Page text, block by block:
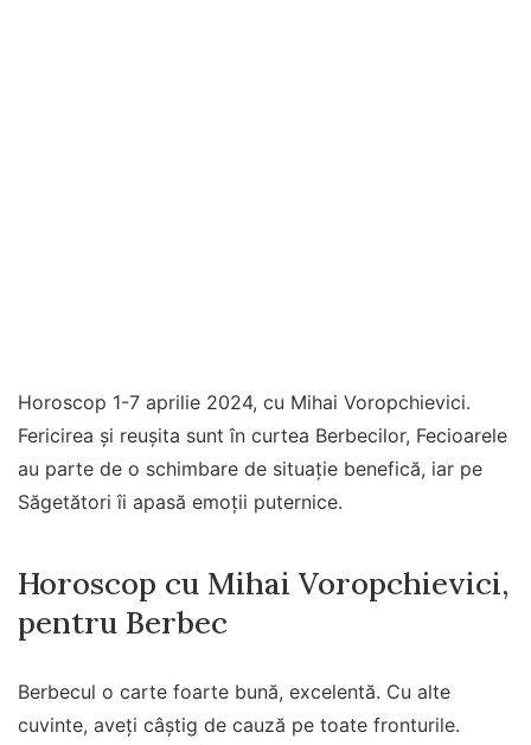
Horoscop 1-7 aprilie 2024, cu Mihai Voropchievici.
Fericirea și reușita sunt în curtea Berbecilor, Fecioarele
au parte de o schimbare de situație benefică, iar pe
Săgetători îi apasă emoţii puternice.
Horoscop cu Mihai Voropchievici,
pentru Berbec
Berbecul o carte foarte bună, excelentă. Cu alte
cuvinte, aveți câștig de cauză pe toate fronturile.